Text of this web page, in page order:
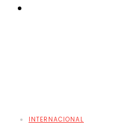
INTERNACIONAL